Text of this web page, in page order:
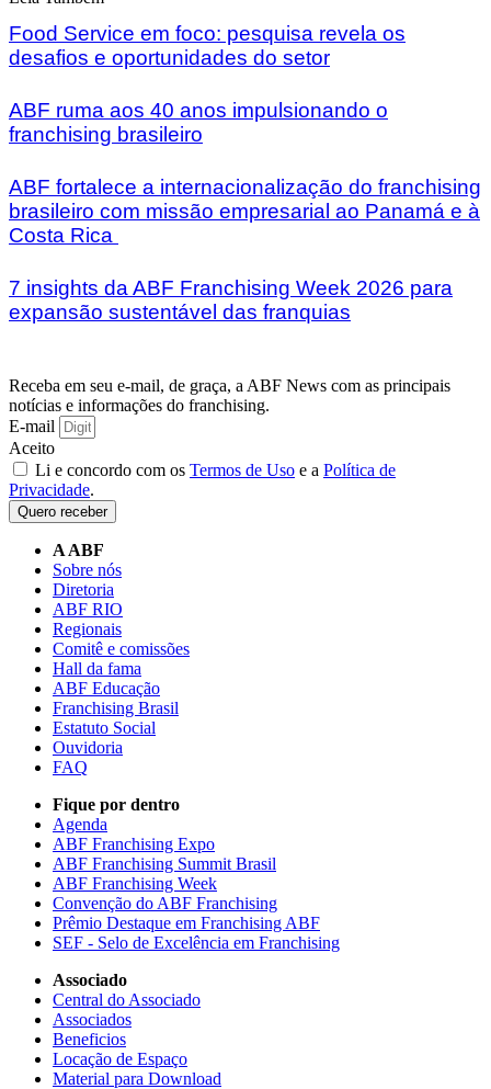
Food Service em foco: pesquisa revela os
desafios e oportunidades do setor
ABF ruma aos 40 anos impulsionando o
franchising brasileiro
ABF fortalece a internacionalização do franchising
brasileiro com missão empresarial ao Panamá e à
Costa Rica
7 insights da ABF Franchising Week 2026 para
expansão sustentável das franquias
Receba em seu e-mail, de graça, a ABF News com as principais
notícias e informações do franchising.
E-mail
Aceito
Li e concordo com os Termos de Uso e a Política de
Privacidade.
Quero receber
A ABF
Sobre nós
Diretoria
ABF RIO
Regionais
Comitê e comissões
Hall da fama
ABF Educação
Franchising Brasil
Estatuto Social
Ouvidoria
FAQ
Fique por dentro
Agenda
ABF Franchising Expo
ABF Franchising Summit Brasil
ABF Franchising Week
Convenção do ABF Franchising
Prêmio Destaque em Franchising ABF
SEF - Selo de Excelência em Franchising
Associado
Central do Associado
Associados
Beneficios
Locação de Espaço
Material para Download